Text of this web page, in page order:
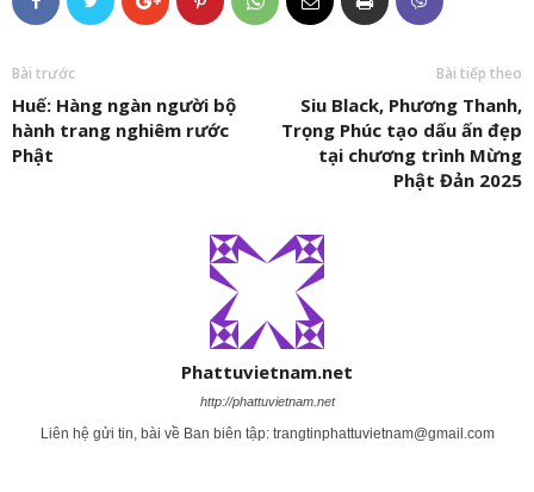
Bài trước
Huế: Hàng ngàn người bộ
hành trang nghiêm rước
Phật
Bài tiếp theo
Siu Black, Phương Thanh,
Trọng Phúc tạo dấu ấn đẹp
tại chương trình Mừng
Phật Đản 2025
Phattuvietnam.net
http://phattuvietnam.net
Liên hệ gửi tin, bài về Ban biên tập: trangtinphattuvietnam@gmail.com